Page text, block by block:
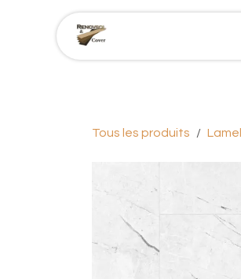
Se rendre au contenu
Tous les produits